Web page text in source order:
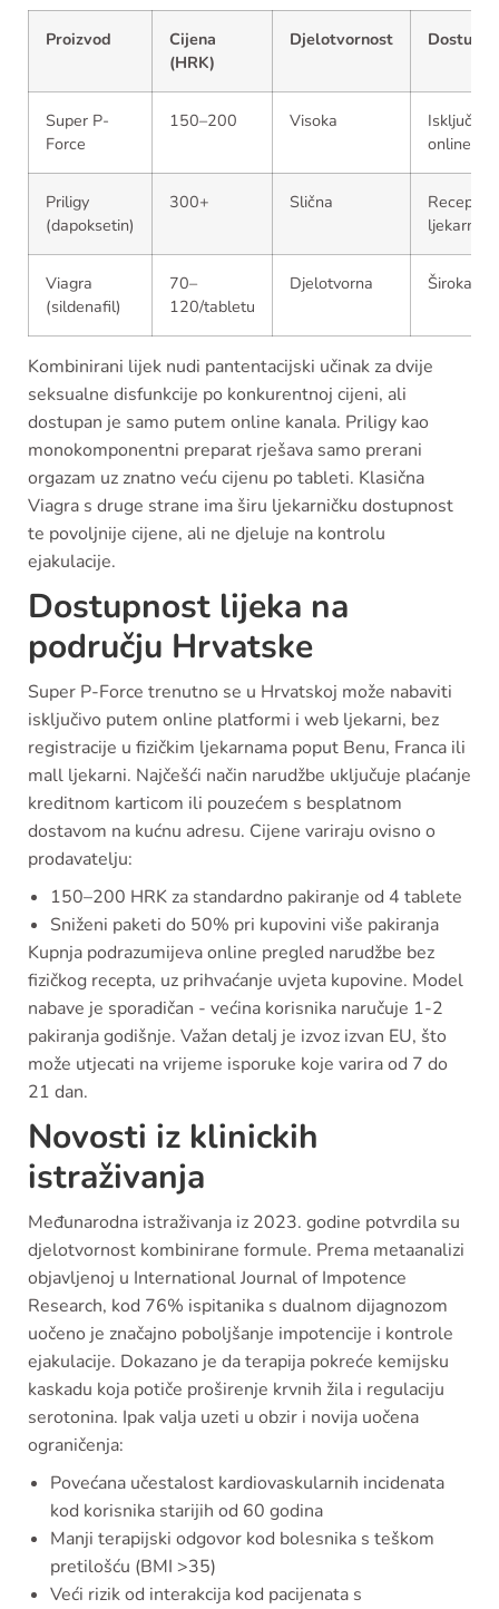
Proizvod
Cijena
(HRK)
Djelotvornost
Super P-
Force
150–200 Visoka
Isključivo
online
Priligy
(dapoksetin)
300+ Slična
Recept u
ljekarni
Viagra
(sildenafil)
70–
120/tabletu
Djelotvorna Široka
Kombinirani lijek nudi pantentacijski učinak za dvije
seksualne disfunkcije po konkurentnoj cijeni, ali
dostupan je samo putem online kanala. Priligy kao
monokomponentni preparat rješava samo prerani
orgazam uz znatno veću cijenu po tableti. Klasična
Viagra s druge strane ima širu ljekarničku dostupnost
te povoljnije cijene, ali ne djeluje na kontrolu
ejakulacije.
Dostupnost lijeka na
području Hrvatske
Super P-Force trenutno se u Hrvatskoj može nabaviti
isključivo putem online platformi i web ljekarni, bez
registracije u fizičkim ljekarnama poput Benu, Franca ili
mall ljekarni. Najčešći način narudžbe uključuje plaćanje
kreditnom karticom ili pouzećem s besplatnom
dostavom na kućnu adresu. Cijene variraju ovisno o
prodavatelju:
150–200 HRK za standardno pakiranje od 4 tablete
Sniženi paketi do 50% pri kupovini više pakiranja
Kupnja podrazumijeva online pregled narudžbe bez
fizičkog recepta, uz prihvaćanje uvjeta kupovine. Model
nabave je sporadičan - većina korisnika naručuje 1-2
pakiranja godišnje. Važan detalj je izvoz izvan EU, što
može utjecati na vrijeme isporuke koje varira od 7 do
21 dan.
Novosti iz klinickih
istraživanja
Međunarodna istraživanja iz 2023. godine potvrdila su
djelotvornost kombinirane formule. Prema metaanalizi
objavljenoj u International Journal of Impotence
Research, kod 76% ispitanika s dualnom dijagnozom
uočeno je značajno poboljšanje impotencije i kontrole
ejakulacije. Dokazano je da terapija pokreće kemijsku
kaskadu koja potiče proširenje krvnih žila i regulaciju
serotonina. Ipak valja uzeti u obzir i novija uočena
ograničenja:
Povećana učestalost kardiovaskularnih incidenata
kod korisnika starijih od 60 godina
Manji terapijski odgovor kod bolesnika s teškom
pretilošću (BMI >35)
Veći rizik od interakcija kod pacijenata s